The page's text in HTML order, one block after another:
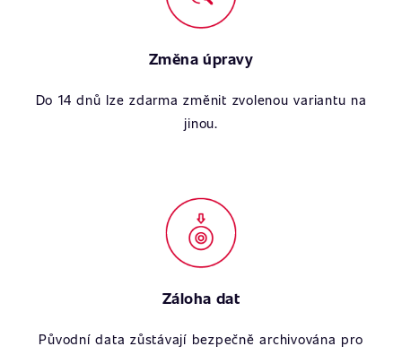
Změna úpravy
Do 14 dnů lze zdarma změnit zvolenou variantu na
jinou.
Záloha dat
Původní data zůstávají bezpečně archivována pro